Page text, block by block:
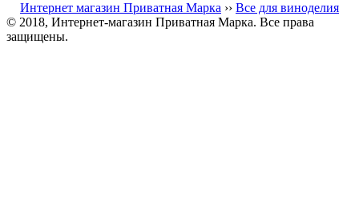
Интернет магазин Приватная Марка ›› Все для виноделия
© 2018, Интернет-магазин Приватная Марка. Все права
защищены.